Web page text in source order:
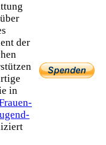
der
in